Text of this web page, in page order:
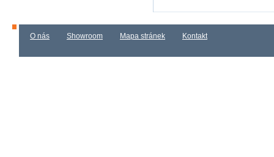
O nás Showroom Mapa stránek Kontakt